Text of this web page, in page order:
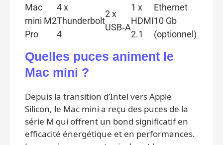
Mac
mini M2
Pro
4 x
Thunderbolt
4
2 x
USB‑A
1 x
HDMI
2.1
Ethernet
10 Gb
(optionnel)
Quelles puces animent le
Mac mini ?
Depuis la transition d’Intel vers Apple
Silicon, le Mac mini a reçu des puces de la
série M qui offrent un bond significatif en
efficacité énergétique et en performances.